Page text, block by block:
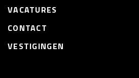
VACATURES
CONTACT
VESTIGINGEN